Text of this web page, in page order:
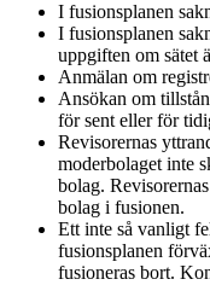
I fusionsplanen
I fusionsplanen
uppgiften om sätet
Anmälan om
Ansökan om
för sent eller för
Revisorernas
moderbolaget inte
bolag.
bolag i fusionen.
Ett inte så vanligt
fusionsplanen
fusioneras bort.